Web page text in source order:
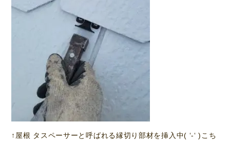
↑屋根 タスペーサーと呼ばれる縁切り部材を挿入中( ‘-‘ )こち